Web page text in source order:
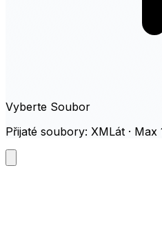
Vyberte Soubor
Přijaté soubory: XMLát ·